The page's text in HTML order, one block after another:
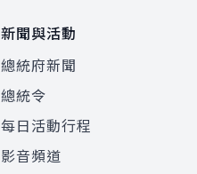
新聞與活動
總統府新聞
總統令
每日活動行程
影音頻道